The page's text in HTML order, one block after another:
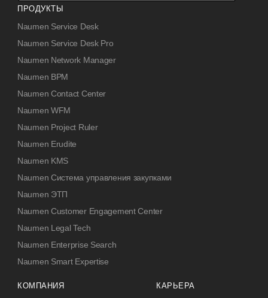
ПРОДУКТЫ
Naumen Service Desk
Naumen Service Desk Pro
Naumen Network Manager
Naumen BPM
Naumen Contact Center
Naumen WFM
Naumen Project Ruler
Naumen Erudite
Naumen KMS
Naumen Система управления закупками
Naumen ЭТП
Naumen Customer Engagement Center
Naumen Legal Tech
Naumen Enterprise Search
Naumen Smart Expertise
КОМПАНИЯ КАРЬЕРА